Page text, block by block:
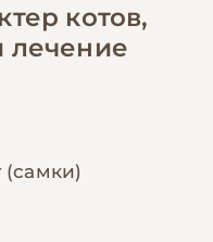
котов,
лечение
(самки)